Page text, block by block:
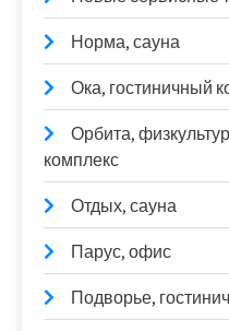
Норма, сауна
Ока, гостиничный
Орбита,
комплекс
Отдых, сауна
Парус, офис
Подворье,